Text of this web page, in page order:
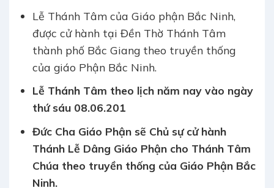
Lễ Thánh Tâm của Giáo phận Bắc Ninh,
được cử hành tại Đền Thờ Thánh Tâm
thành phố Bắc Giang theo truyền thống
của giáo Phận Bắc Ninh.
Lễ Thánh Tâm theo lịch năm nay vào ngày
thứ sáu 08.06.201
Đức Cha Giáo Phận sẽ Chủ sự cử hành
Thánh Lễ Dâng Giáo Phận cho Thánh Tâm
Chúa theo truyền thống của Giáo Phận Bắc
Ninh.